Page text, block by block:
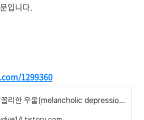
입니다.
1299360
멜랑꼴리한 우울(melancholic depression)의 개념